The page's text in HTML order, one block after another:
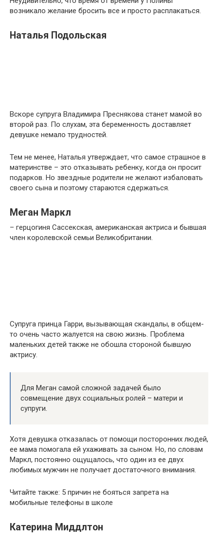
возникало желание бросить все и просто расплакаться.
Наталья Подольская
Вскоре супруга Владимира Преснякова станет мамой во
второй раз. По слухам, эта беременность доставляет
девушке немало трудностей.
Тем не менее, Наталья утверждает, что самое страшное в
материнстве – это отказывать ребенку, когда он просит
подарков. Но звездные родители не желают избаловать
своего сына и поэтому стараются сдержаться.
Меган Маркл
– герцогиня Сассекская, американская актриса и бывшая
член королевской семьи Великобритании.
Супруга принца Гарри, вызывающая скандалы, в общем-
то очень часто жалуется на свою жизнь. Проблема
маленьких детей также не обошла стороной бывшую
актрису.
Для Меган самой сложной задачей было
совмещение двух социальных ролей – матери и
супруги.
Хотя девушка отказалась от помощи посторонних людей,
ее мама помогала ей ухаживать за сыном. Но, по словам
Маркл, постоянно ощущалось, что один из ее двух
любимых мужчин не получает достаточного внимания.
Читайте также: 5 причин не бояться запрета на
мобильные телефоны в школе
Катерина Миддлтон